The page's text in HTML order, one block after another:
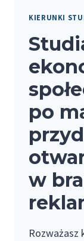
KIERUNKI
po
w
Rozważasz